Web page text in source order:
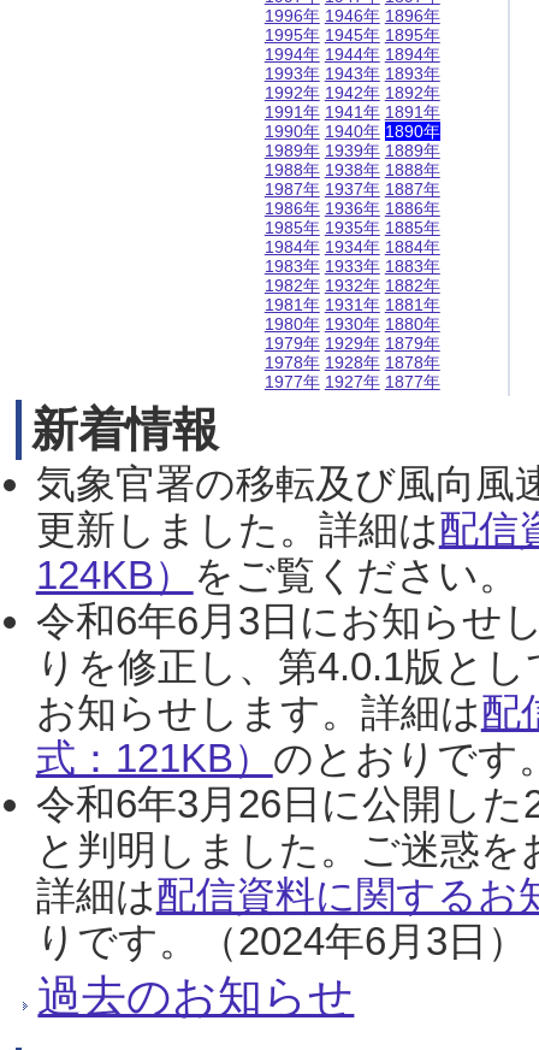
1996年
1995年
1994年
1993年
1992年
1991年
1990年
1989年
1988年
1987年
1986年
1985年
1984年
1983年
1982年
1981年
1980年
1979年
1978年
1977年
1946年
1945年
1944年
1943年
1942年
1941年
1940年
1939年
1938年
1937年
1936年
1935年
1934年
1933年
1932年
1931年
1930年
1929年
1928年
1927年
1896年
1895年
1894年
1893年
1892年
1891年
1890年
1889年
1888年
1887年
1886年
1885年
1884年
1883年
1882年
1881年
1880年
1879年
1878年
1877年
新着情報
気象官署の移転及び風向風
更新しました。詳細は配信
124KB） をご覧ください。
令和6年6月3日にお知らせ
りを修正し、第4.0.1版と
お知らせします。詳細は配
式：121KB） のとおりです
令和6年3月26日に公開し
と判明しました。ご迷惑
詳細は配信資料に関するお
りです。（2024年6月3日）
過去のお知らせ